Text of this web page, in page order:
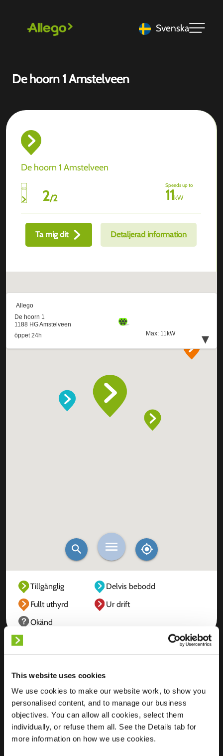
This website uses cookies
We use cookies to make our website work, to show you
personalised content, and to manage our business
objectives. You can allow all cookies, select them
individually, or refuse them all. See the Details tab for
more information on how we use cookies.
Svenska
De hoorn 1 Amstelveen
De hoorn 1 Amstelveen
2/2
Speeds up to
11kW
Ta mig dit Detaljerad information
Tillgänglig
Delvis bebodd
Fullt uthyrd
Ur drift
Okänd
Plats
De hoorn 1
1188 HG
Amstelveen
Nederländerna